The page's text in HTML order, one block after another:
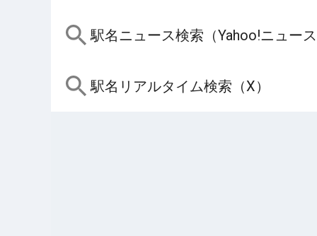
駅名ニュース検索（Yahoo!ニュー
駅名リアルタイム検索（X）